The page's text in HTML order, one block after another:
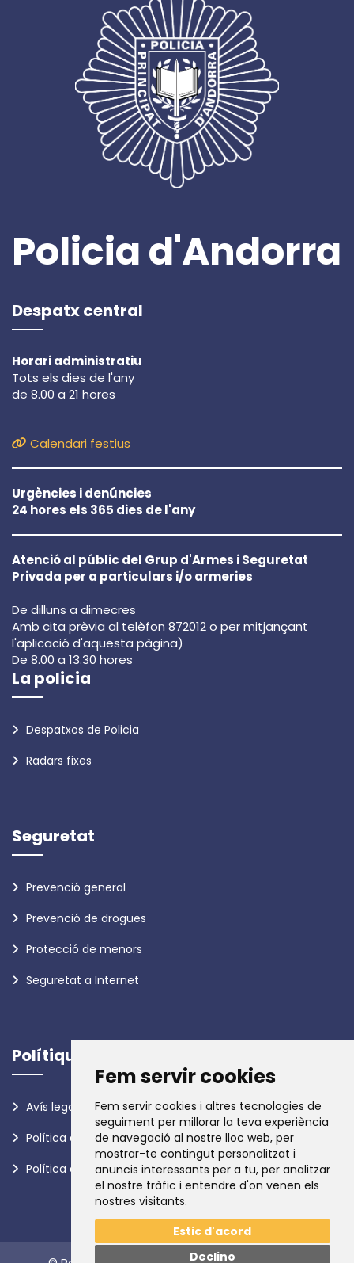
Fem servir cookies
Fem servir cookies i altres tecnologies de
seguiment per millorar la teva experiència
de navegació al nostre lloc web, per
mostrar-te contingut personalitzat i
anuncis interessants per a tu, per analitzar
el nostre tràfic i entendre d'on venen els
nostres visitants.
Estic d'acord
Declino
Policia d'Andorra
Despatx central
Horari administratiu
Tots els dies de l'any
de 8.00 a 21 hores
Calendari festius
Urgències i denúncies
24 hores els 365 dies de l'any
Atenció al públic del Grup d'Armes i Seguretat
Privada per a particulars i/o armeries
De dilluns a dimecres
Amb cita prèvia al telèfon 872012 o per mitjançant
l'aplicació d'aquesta pàgina)
De 8.00 a 13.30 hores
La policia
Despatxos de Policia
Radars fixes
Seguretat
Prevenció general
Prevenció de drogues
Protecció de menors
Seguretat a Internet
Polítiques
Avís legal
Política de privadesa
Política de galetes